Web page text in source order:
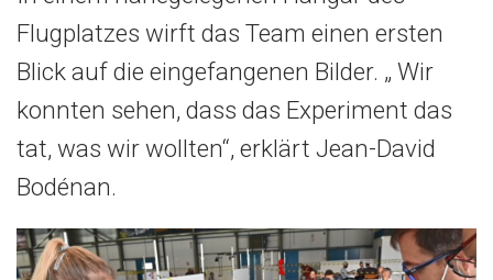
Flugplatzes wirft das Team einen ersten
Blick auf die eingefangenen Bilder. „ Wir
konnten sehen, dass das Experiment das
tat, was wir wollten“, erklärt Jean-David
Bodénan.